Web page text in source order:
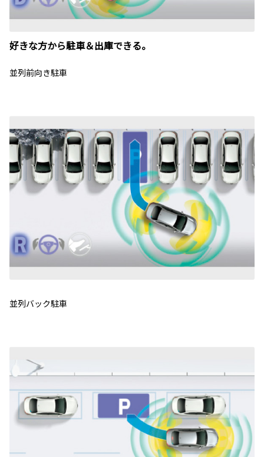
好きな方から駐車＆出庫できる。
並列前向き駐車
並列バック駐車